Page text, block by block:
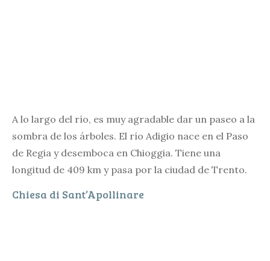
A lo largo del río, es muy agradable dar un paseo a la
sombra de los árboles. El río Adigio nace en el Paso
de Regia y desemboca en Chioggia. Tiene una
longitud de 409 km y pasa por la ciudad de Trento.
Chiesa di Sant’Apollinare